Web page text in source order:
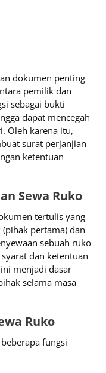
dokumen penting
pemilik dan
sebagai bukti
dapat mencegah
Oleh karena itu,
surat perjanjian
ketentuan
Sewa Ruko
tertulis yang
pertama) dan
sebuah ruko
dan ketentuan
menjadi dasar
selama masa
Ruko
fungsi